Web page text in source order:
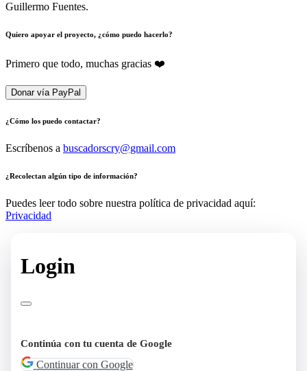
Guillermo Fuentes.
Quiero apoyar el proyecto, ¿cómo puedo hacerlo?
Primero que todo, muchas gracias ❤️
Donar vía PayPal
¿Cómo los puedo contactar?
Escríbenos a buscadorscry@gmail.com
¿Recolectan algún tipo de información?
Puedes leer todo sobre nuestra política de privacidad aquí:
Privacidad
Login
Continúa con tu cuenta de Google
Continuar con Google